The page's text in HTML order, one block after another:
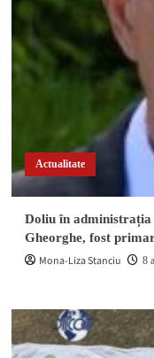
Actualitate
Doliu în administrația
Gheorghe, fost
Mona-Liza Stanciu 8